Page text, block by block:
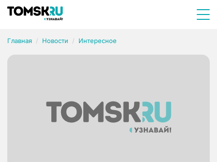
Главная Новости Интересное